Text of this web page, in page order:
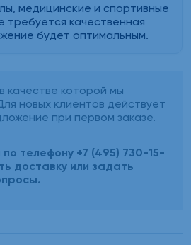
медицинские и спортивные
требуется качественная
будет оптимальным.
качестве которой мы
новых клиентов действует
при первом заказе.
телефону +7 (495) 730-15-
доставку или задать